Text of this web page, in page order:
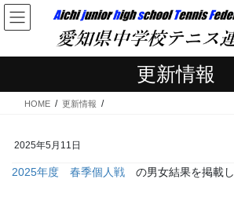
コ
ン
ン
へ
ナ
ビ
ー
ョ
更新情報
HOME 更新情報
2025年5月11日
2025年度 春季個人戦 の男女結果を掲載し